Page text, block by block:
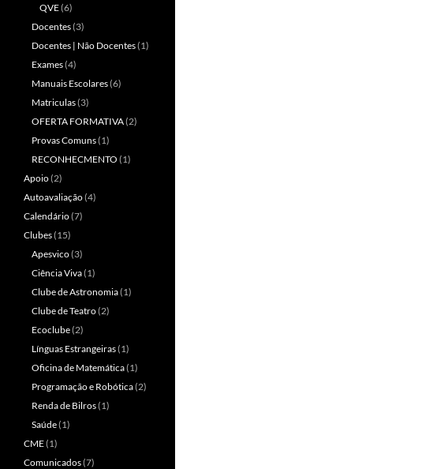
QVE(6)
Docentes(3)
Docentes | Não Docentes(1)
Exames(4)
Manuais Escolares(6)
Matriculas(3)
OFERTA FORMATIVA(2)
Provas Comuns(1)
RECONHECMENTO (1)
Apoio(2)
Autoavaliação(4)
Calendário(7)
Clubes(15)
Apesvico(3)
Ciência Viva(1)
Clube de Astronomia(1)
Clube de Teatro(2)
Ecoclube(2)
Línguas Estrangeiras(1)
Oficina de Matemática(1)
Programação e Robótica(2)
Renda de Bilros(1)
Saúde(1)
CME(1)
Comunicados(7)